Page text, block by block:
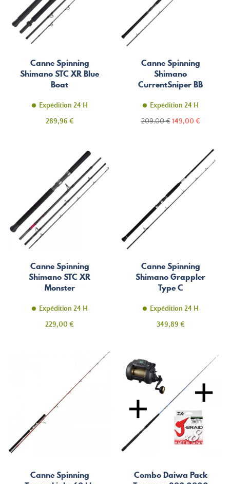
Canne Spinning
Shimano STC XR Blue
Boat
Expédition 24 H
Prix
289,96 €
Canne Spinning
Shimano
CurrentSniper BB
Expédition 24 H
Prix
209,00 € Prix
149,00 €
Canne Spinning
Shimano STC XR
Monster
Expédition 24 H
Prix
229,00 €
Canne Spinning
Shimano Grappler
Type C
Expédition 24 H
Prix
349,89 €
Canne Spinning
Combo Daiwa Pack